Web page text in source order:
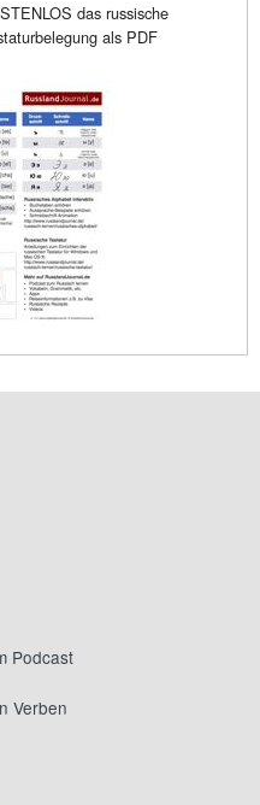
das russische
als PDF
Podcast
Verben